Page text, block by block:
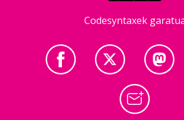
Codesyntaxek